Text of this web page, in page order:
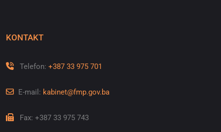
KONTAKT
Telefon: +387 33 975 701
E-mail: kabinet@fmp.gov.ba
Fax: +387 33 975 743